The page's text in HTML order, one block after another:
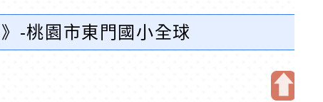
-桃園市東門國小全球